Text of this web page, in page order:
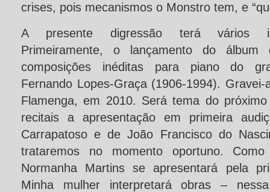
crises, pois mecanismos o Monstro tem, e
A presente digressão terá vários
Primeiramente, o lançamento do
composições inéditas para piano do
Fernando Lopes-Graça (1906-1994).
Flamenga, em 2010. Será tema do
recitais a apresentação em primeira
Carrapatoso e de João Francisco do
trataremos no momento oportuno.
Normanha Martins se apresentará pela
Minha mulher interpretará obras –